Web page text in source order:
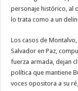
personaje histórico, al
lo trata como a un
Los casos de
Salvador en Paz,
fuerza armada, dejan
política que mantiene
voces opositora a su